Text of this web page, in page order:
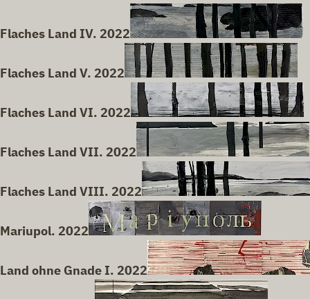
Flaches Land IV. 2022
Flaches Land V. 2022
Flaches Land VI. 2022
Flaches Land VII. 2022
Flaches Land VIII. 2022
Mariupol. 2022
Land ohne Gnade I. 2022